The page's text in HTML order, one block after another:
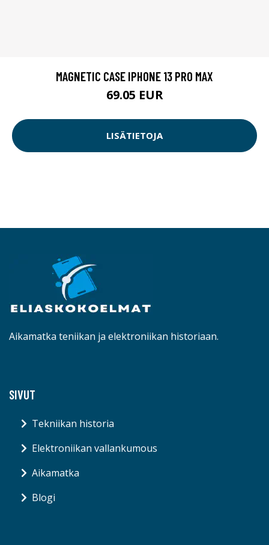
MAGNETIC CASE IPHONE 13 PRO MAX
69.05 EUR
LISÄTIETOJA
Aikamatka teniikan ja elektroniikan historiaan.
SIVUT
Tekniikan historia
Elektroniikan vallankumous
Aikamatka
Blogi